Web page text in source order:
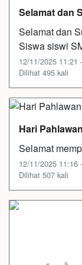
Selamat dan
Selamat dan
Siswa siswi
12/11/2025
Dilihat 495 kali
Hari
Selamat
12/11/2025
Dilihat 507 kali